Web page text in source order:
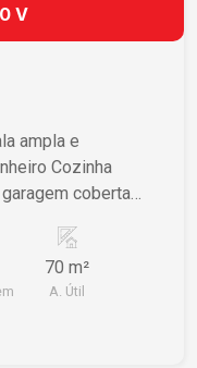
V
ampla e
Cozinha
coberta
para
para mais
70 m²
A. Útil